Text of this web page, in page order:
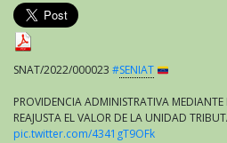
SNAT/2022/000023 #SENIAT
PROVIDENCIA ADMINISTRATIVA MEDIANTE
REAJUSTA EL VALOR DE LA UNIDAD
pic.twitter.com/4341gT9OFk